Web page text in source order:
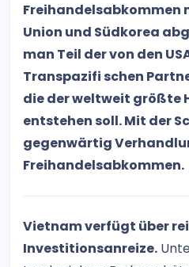
Freihandelsabkommen
Union und Südkorea
man Teil der von den
Transpazifi schen
die der weltweit größte
entstehen soll. Mit der
gegenwärtig
Freihandelsabkommen.
Vietnam verfügt über
Investitionsanreize.